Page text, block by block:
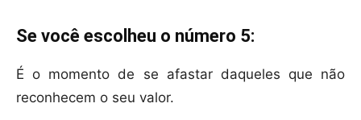
Se você escolheu o número 5:
É o momento de se afastar daqueles que não
reconhecem o seu valor.